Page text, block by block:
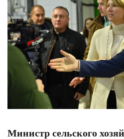
Министр сельского